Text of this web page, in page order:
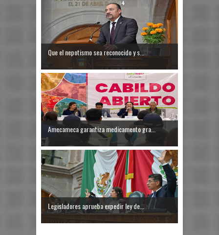
Que el nepotismo sea reconocido y s...
Amecameca garantiza medicamento gra...
Legisladores aprueba expedir ley de...